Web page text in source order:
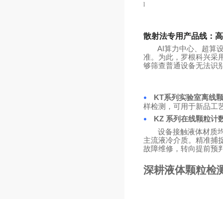
l
散射法专用产品线：
AI算力中心、超算
准。 为此， 罗根科兴采
够筛查普通设备无法识
• KT系列实验室离线
样检测，可用于新品工
•
KZ 系列在线颗粒计
设备接触液体材质
主流液冷介质。精准捕
故障维修，转向提前预
深耕液体颗粒检